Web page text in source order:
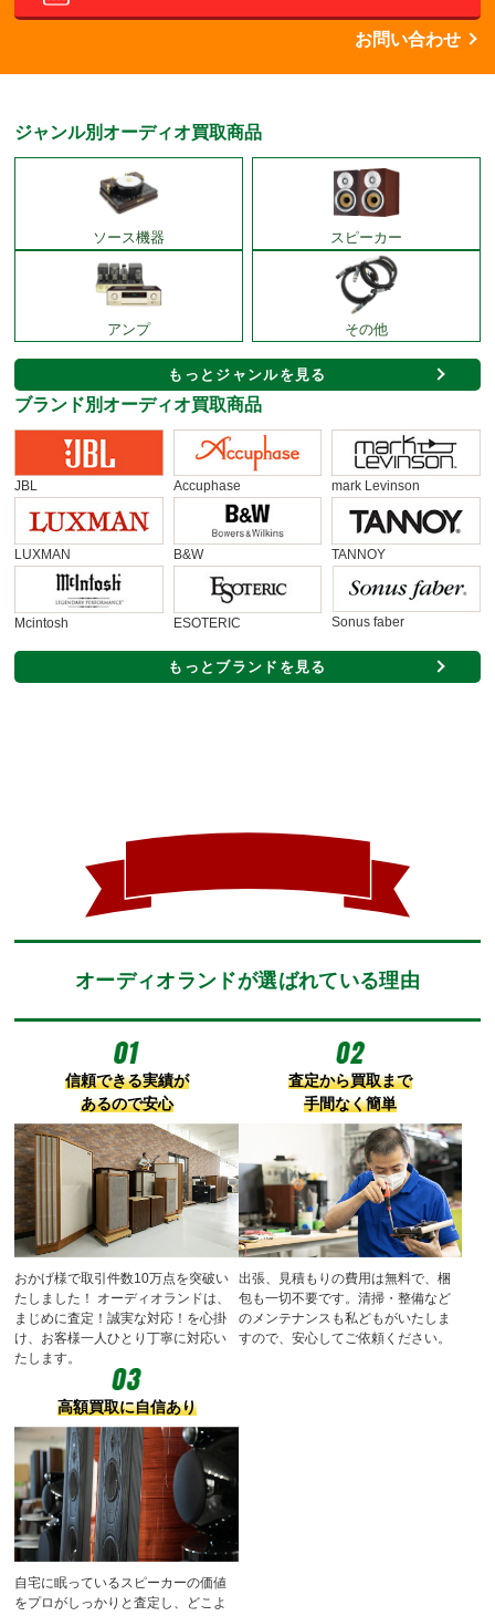
お問い合わせ
ジャンル別オーディオ買取商品
ソース機器 スピーカー
アンプ その他
もっとジャンルを見る
ブランド別オーディオ買取商品
JBL Accuphase mark Levinson
LUXMAN B&W TANNOY
Mcintosh ESOTERIC Sonus faber
もっとブランドを見る
オーディオランドが選ばれている理由
信頼できる実績が
あるので安心
おかげ様で取引件数10万点を突破い
たしました！
オーディオランドは、
まじめに査定！誠実な対応！を心掛
け、お客様一人ひとり丁寧に対応い
たします。
査定から買取まで
手間なく簡単
出張、見積もりの費用は無料で、梱
包も一切不要です。清掃・整備など
のメンテナンスも私どもがいたしま
すので、安心してご依頼ください。
高額買取に自信あり
自宅に眠っているスピーカーの価値
をプロがしっかりと査定し、どこよ